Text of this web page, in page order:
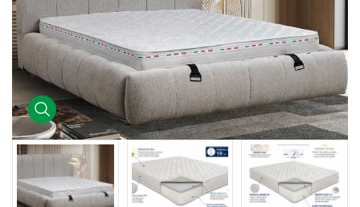
Galerie media